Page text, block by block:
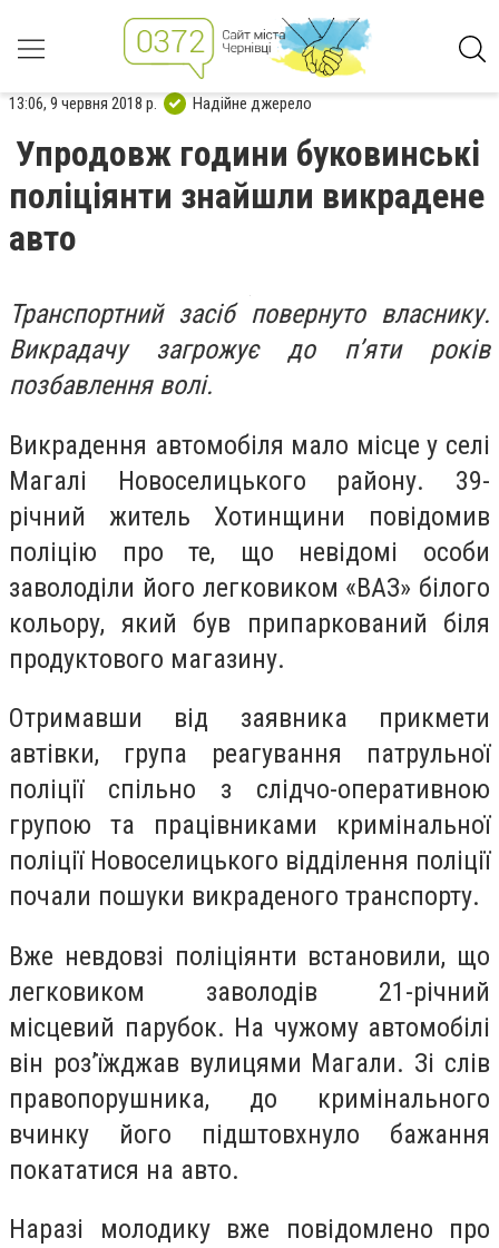
13:06, 9 червня 2018 р. Надійне джерело
Упродовж години буковинські
поліціянти знайшли викрадене
авто
Транспортний засіб повернуто власнику.
Викрадачу загрожує до п’яти років
позбавлення волі.
Викрадення автомобіля мало місце у селі
Магалі Новоселицького району. 39-
річний житель Хотинщини повідомив
поліцію про те, що невідомі особи
заволоділи його легковиком «ВАЗ» білого
кольору, який був припаркований біля
продуктового магазину.
Отримавши від заявника прикмети
автівки, група реагування патрульної
поліції спільно з слідчо-оперативною
групою та працівниками кримінальної
поліції Новоселицького відділення поліції
почали пошуки викраденого транспорту.
Вже невдовзі поліціянти встановили, що
легковиком заволодів 21-річний
місцевий парубок. На чужому автомобілі
він роз’їжджав вулицями Магали. Зі слів
правопорушника, до кримінального
вчинку його підштовхнуло бажання
покататися на авто.
Наразі молодику вже повідомлено про